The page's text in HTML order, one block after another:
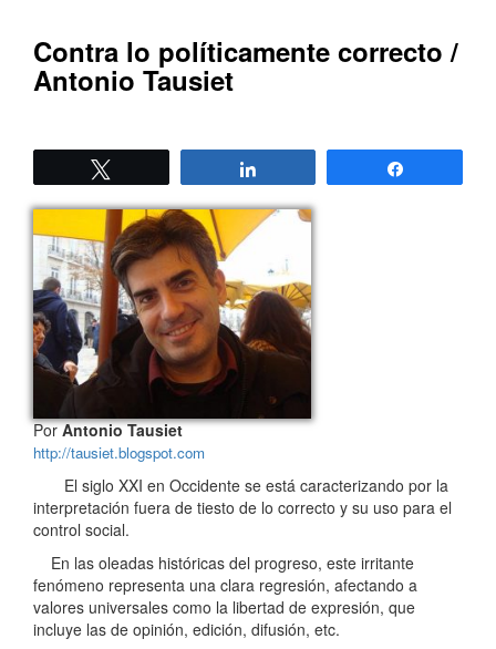
Contra lo políticamente correcto /
Antonio Tausiet
PorAntonio Tausiet
http://tausiet.blogspot.com
El siglo XXI en Occidente se está caracterizando por la
interpretación fuera de tiesto de lo correcto y su uso para el
control social.
En las oleadas históricas del progreso, este irritante
fenómeno representa una clara regresión, afectando a
valores universales como la libertad de expresión, que
incluye las de opinión, edición, difusión, etc.